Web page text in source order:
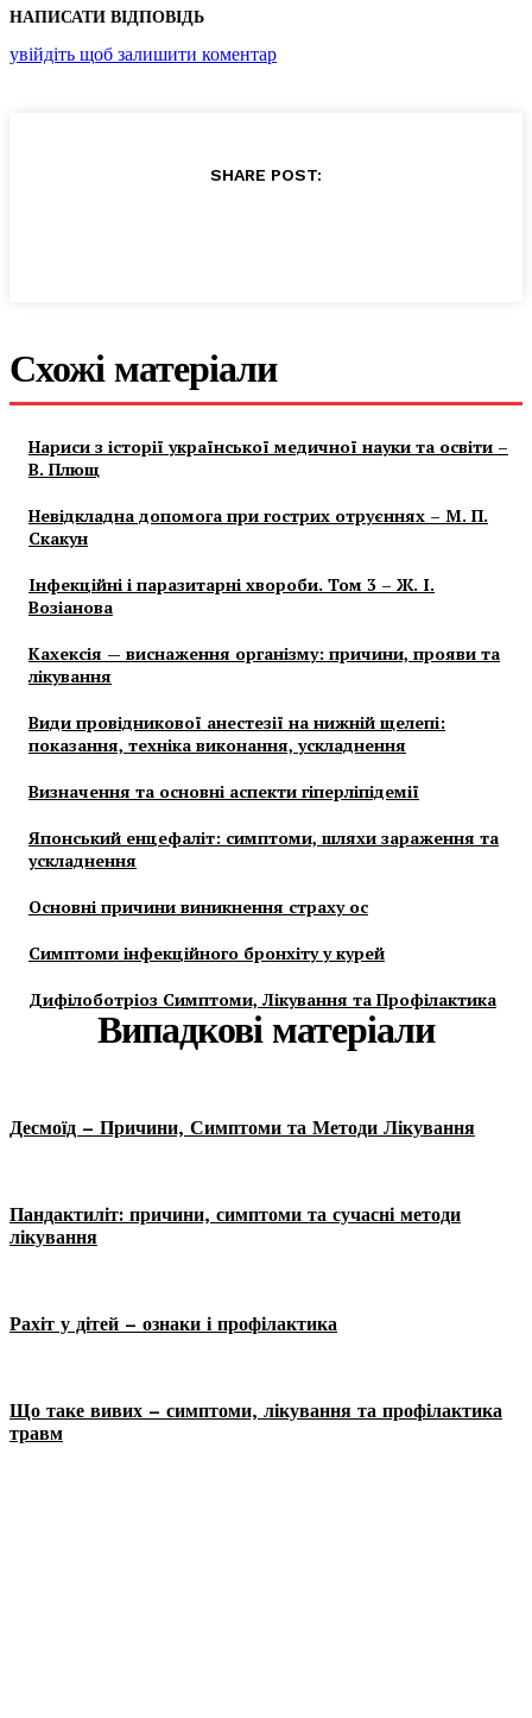
НАПИСАТИ ВІДПОВІДЬ
увійдіть щоб залишити коментар
SHARE POST:
Схожі матеріали
Нариси з історії української медичної науки та освіти –
В. Плющ
Невідкладна допомога при гострих отруєннях – М. П.
Скакун
Інфекційні і паразитарні хвороби. Том 3 – Ж. І.
Возіанова
Кахексія — виснаження організму: причини, прояви та
лікування
Види провідникової анестезії на нижній щелепі:
показання, техніка виконання, ускладнення
Визначення та основні аспекти гіперліпідемії
Японський енцефаліт: симптоми, шляхи зараження та
ускладнення
Основні причини виникнення страху ос
Симптоми інфекційного бронхіту у курей
Дифілоботріоз Симптоми, Лікування та Профілактика
Випадкові матеріали
Десмоїд – Причини, Симптоми та Методи Лікування
Пандактиліт: причини, симптоми та сучасні методи
лікування
Рахіт у дітей – ознаки і профілактика
Що таке вивих – симптоми, лікування та профілактика
травм